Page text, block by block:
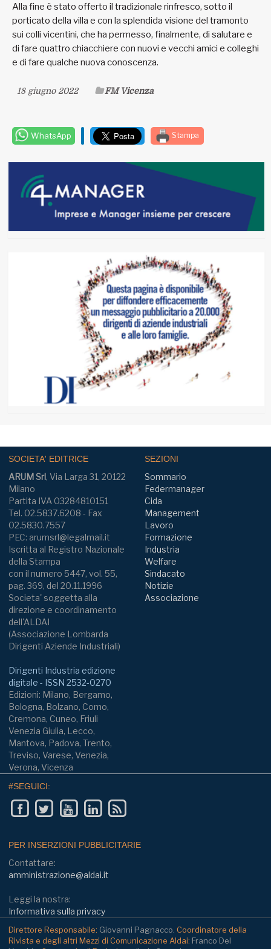
Alla fine è stato offerto il tradizionale rinfresco, sotto il
porticato della villa e con la splendida visione del tramonto
sui colli vicentini, che ha permesso, finalmente, di salutare e
di fare quattro chiacchiere con nuovi e vecchi amici e colleghi
e di fare qualche nuova conoscenza.
18 giugno 2022 FM Vicenza
WhatsApp Stampa
SOCIETA' EDITRICE
ARUM Srl, Via Larga 31, 20122
Milano
Partita IVA 03284810151
Tel. 02.5837.6208 - Fax
02.5830.7557
PEC: arumsrl@legalmail.it
Iscritta al Registro Nazionale
della Stampa
con il numero 5447, vol. 55,
pag. 369, del 20.11.1996
Societa' soggetta alla
direzione e coordinamento
dell'ALDAI
(Associazione Lombarda
Dirigenti Aziende Industriali)
Dirigenti Industria edizione
digitale - ISSN 2532-0270
Edizioni: Milano, Bergamo,
Bologna, Bolzano, Como,
Cremona, Cuneo, Friuli
Venezia Giulia, Lecco,
Mantova, Padova, Trento,
Treviso, Varese, Venezia,
Verona, Vicenza
SEZIONI
Sommario
Federmanager
Cida
Management
Lavoro
Formazione
Industria
Welfare
Sindacato
Notizie
Associazione
#SEGUICI:
PER INSERZIONI PUBBLICITARIE
Contattare:
amministrazione@aldai.it
Leggi la nostra:
Informativa sulla privacy
Direttore Responsabile: Giovanni Pagnacco. Coordinatore della
Rivista e degli altri Mezzi di Comunicazione Aldai: Franco Del